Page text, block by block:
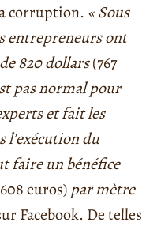
corruption. « Sous
entrepreneurs ont
820 dollars(767
pas normal pour
et fait les
l’exécution du
faire un bénéfice
euros) par mètre
Facebook. De telles